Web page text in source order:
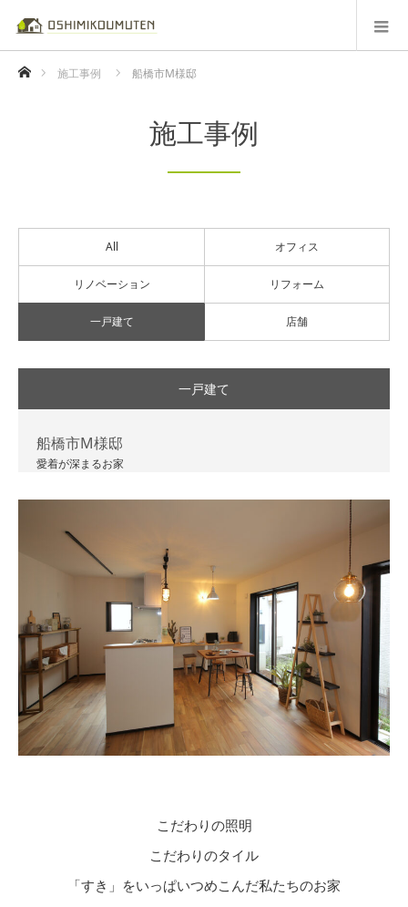
ホーム施工事例 船橋市M様邸
施工事例
All オフィス
リノベーション リフォーム
一戸建て 店舗
一戸建て
船橋市M様邸
愛着が深まるお家
こだわりの照明
こだわりのタイル
「すき」をいっぱいつめこんだ私たちのお家